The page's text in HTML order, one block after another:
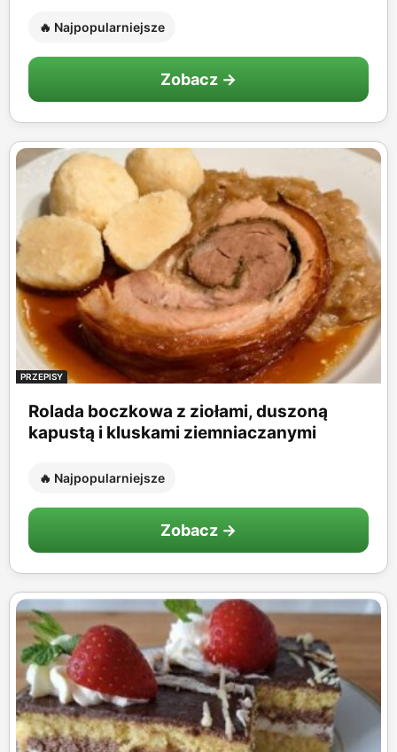
🔥 Najpopularniejsze
Zobacz →
PRZEPISY
Rolada boczkowa z ziołami, duszoną
kapustą i kluskami ziemniaczanymi
🔥 Najpopularniejsze
Zobacz →